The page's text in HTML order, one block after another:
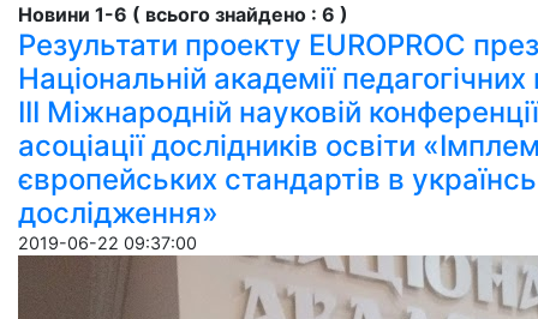
Новини 1-6 ( всього знайдено : 6 )
Результати проекту EUROPROC
Національній академії
ІІІ Міжнародній науковій
асоціації дослідників освіти
європейських стандартів в
дослідження»
2019-06-22 09:37:00